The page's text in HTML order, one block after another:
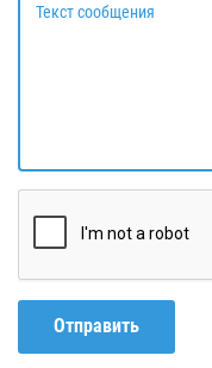
Текст сообщения
Отправить